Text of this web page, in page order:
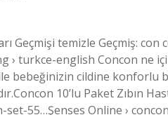
Geçmişi temizle Geçmiş:
turkce-english Concon ne
bebeğinizin cildine konforlu
10’lu Paket Zıbın
set-55…Şenses Online ›